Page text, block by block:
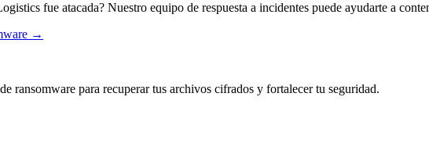
fue atacada? Nuestro equipo de respuesta a incidentes puede ayudarte a
→
ransomware para recuperar tus archivos cifrados y fortalecer tu seguridad.